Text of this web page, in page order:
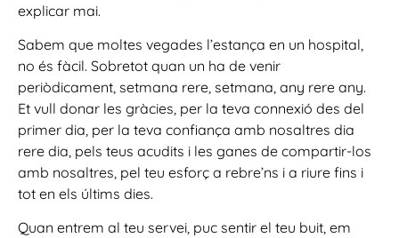
explicar mai.
Sabem que moltes vegades l’estança en un hospital,
no és fàcil. Sobretot quan un ha de venir
periòdicament, setmana rere, setmana, any rere any.
Et vull donar les gràcies, per la teva connexió des del
primer dia, per la teva confiança amb nosaltres dia
rere dia, pels teus acudits i les ganes de compartir-los
amb nosaltres, pel teu esforç a rebre’ns i a riure fins i
tot en els últims dies.
Quan entrem al teu servei, puc sentir el teu buit, em